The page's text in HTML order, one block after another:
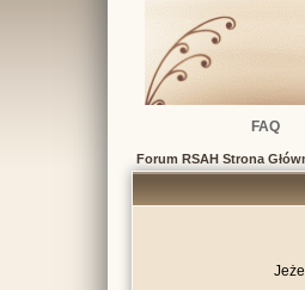
FAQ
Forum RSAH Strona